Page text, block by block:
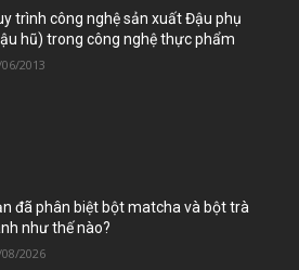
trình công nghệ sản xuất Đậu phụ
hũ) trong công nghệ thực phẩm
2013
đã phân biệt bột matcha và bột trà
như thế nào?
2026